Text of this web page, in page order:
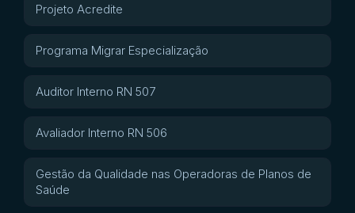
Projeto Acredite
Programa Migrar Especialização
Auditor Interno RN 507
Avaliador Interno RN 506
Gestão da Qualidade nas Operadoras de Planos de
Saúde